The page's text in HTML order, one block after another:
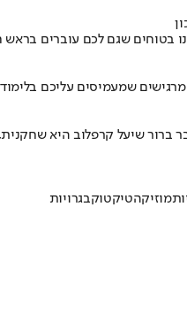
עוברים בראש חששות ושאלות.
יותר מידי? הנה 5 עובדות שחשוב שתכירו
ברור שיעל קרפלוב היא
מוזיקהטיקטוקבגרויות